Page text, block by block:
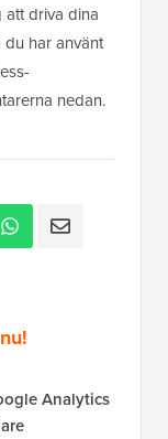
driva dina
har använt
nedan.
Analytics